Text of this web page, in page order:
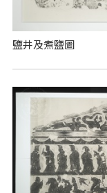
鹽井及煮鹽圖